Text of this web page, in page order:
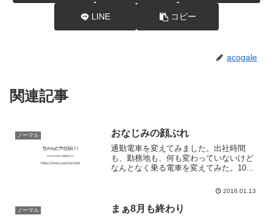
LINE コピー
acogale
関連記事
ノーマル おなじみの顔ぶれ
通勤電車を変えてみました。出社時間
も、勤務地も、何も変わっていないけど
なんとなく乗る電車を変えてみた。10日
おおよそ同じ席に座り、決まった駅で降
一人かもしれないけれど。...
2016.01.13
ノーマル まぁ8月も終わり